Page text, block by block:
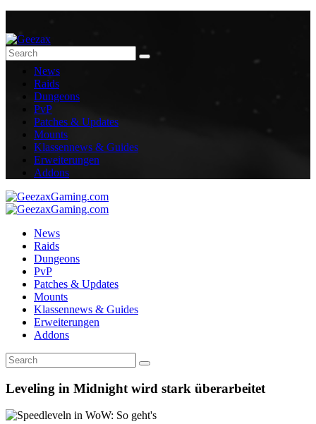
News
Raids
Dungeons
PvP
Patches & Updates
Mounts
Klassennews & Guides
Erweiterungen
Addons
News
Raids
Dungeons
PvP
Patches & Updates
Mounts
Klassennews & Guides
Erweiterungen
Addons
Leveling in Midnight wird stark überarbeitet